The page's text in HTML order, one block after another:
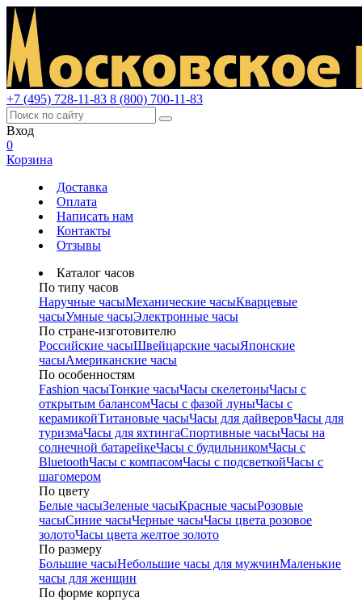
+7 (495) 728-11-83 8 (800) 700-11-83
Вход
0
Корзина
Доставка
Оплата
Написать нам
Контакты
Отзывы
Каталог часов
По типу часов
Наручные часыМеханические часыКварцевые
часыУмные часыЭлектронные часы
По стране-изготовителю
Российские часыШвейцарские часыЯпонские
часыАмериканские часы
По особенностям
Fashion часыТонкие часыЧасы скелетоныЧасы с
открытым балансомЧасы с фазой луныЧасы с
керамикойТитановые часыЧасы для дайверовЧасы для
туризмаЧасы для яхтингаСпортивные часыЧасы на
солнечной батарейкеЧасы с будильникомЧасы с
BluetoothЧасы с компасомЧасы с подсветкойЧасы с
шагомером
По цвету
Белые часыЗеленые часыКрасные часыРозовые
часыСиние часыЧерные часыЧасы цвета розовое
золотоЧасы цвета желтое золото
По размеру
Большие часыНебольшие часы для мужчинМаленькие
часы для женщин
По форме корпуса